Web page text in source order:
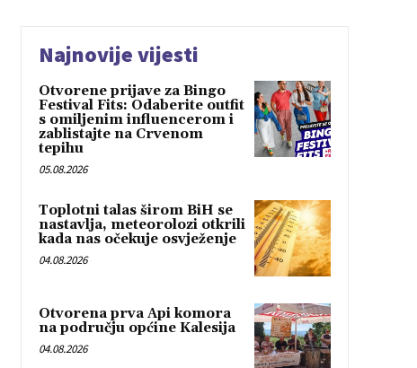
Najnovije vijesti
Otvorene prijave za Bingo
Festival Fits: Odaberite outfit
s omiljenim influencerom i
zablistajte na Crvenom
tepihu
05.08.2026
Toplotni talas širom BiH se
nastavlja, meteorolozi otkrili
kada nas očekuje osvježenje
04.08.2026
Otvorena prva Api komora
na području općine Kalesija
04.08.2026